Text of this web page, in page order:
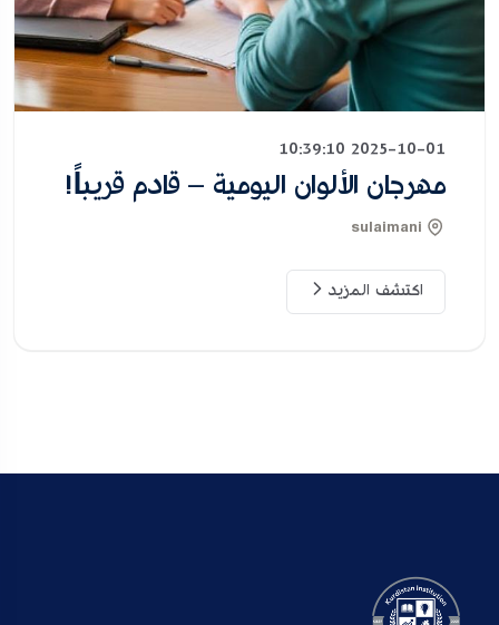
2025-10-01 10:39:10
مهرجان الألوان اليومية – قادم قريباً!
اكتشف المزيد